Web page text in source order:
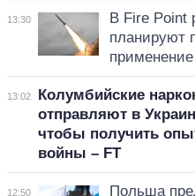
13:30
В Fire Point
планируют
13:02
Колумбийские
отправляют в
чтобы получить
войны – FT
12:50
Польша